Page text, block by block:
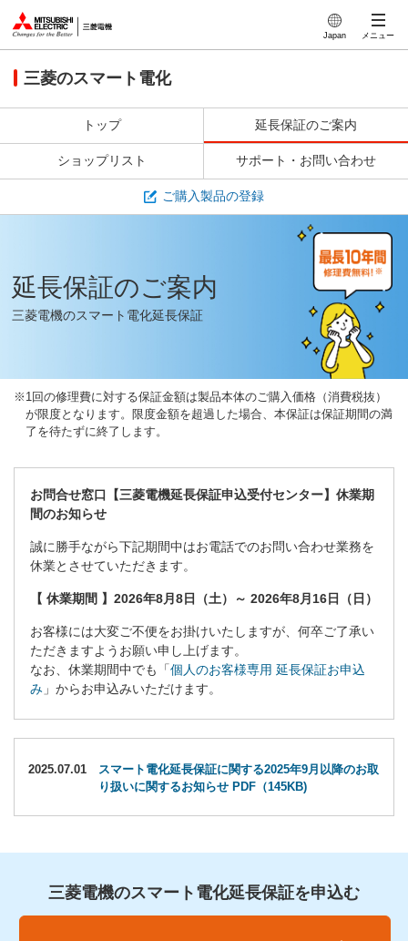
Japan メニュー
三菱のスマート電化
トップ 延長保証のご案内
ショップリスト サポート・お問い合わせ
ご購入製品の登録
延長保証のご案内
三菱電機のスマート電化延長保証
※ 1回の修理費に対する保証金額は製品本体のご購入価格（消費税抜）
が限度となります。限度金額を超過した場合、本保証は保証期間の満
了を待たずに終了します。
お問合せ窓口【三菱電機延長保証申込受付センター】休業期
間のお知らせ
誠に勝手ながら下記期間中はお電話でのお問い合わせ業務を
休業とさせていただきます。
【 休業期間 】2026年8月8日（土）～ 2026年8月16日（日）
お客様には大変ご不便をお掛けいたしますが、何卒ご了承い
ただきますようお願い申し上げます。
なお、休業期間中でも「個人のお客様専用 延長保証お申込
み 」からお申込みいただけます。
2025.07.01
スマート電化延長保証に関する2025年9月以降のお取
り扱いに関するお知らせ PDF（145KB)
三菱電機のスマート電化延長保証を申込む